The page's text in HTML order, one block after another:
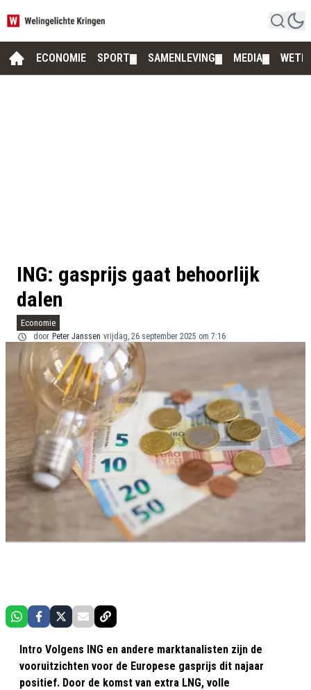
ECONOMIE SPORT SAMENLEVING MEDIA
ING: gasprijs gaat behoorlijk
dalen
Economie
door Peter Janssen vrijdag, 26 september 2025 om 7:16
Intro Volgens ING en andere marktanalisten zijn de
vooruitzichten voor de Europese gasprijs dit najaar
positief. Door de komst van extra LNG, volle